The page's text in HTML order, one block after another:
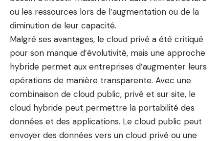
ou les ressources lors de l’augmentation ou de la
diminution de leur capacité.
Malgré ses avantages, le cloud privé a été critiqué
pour son manque d’évolutivité, mais une approche
hybride permet aux entreprises d’augmenter leurs
opérations de manière transparente. Avec une
combinaison de cloud public, privé et sur site, le
cloud hybride peut permettre la portabilité des
données et des applications. Le cloud public peut
envoyer des données vers un cloud privé ou une